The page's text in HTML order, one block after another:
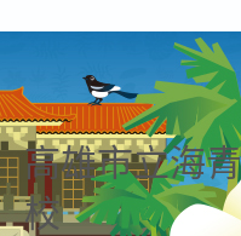
高雄市立海
校